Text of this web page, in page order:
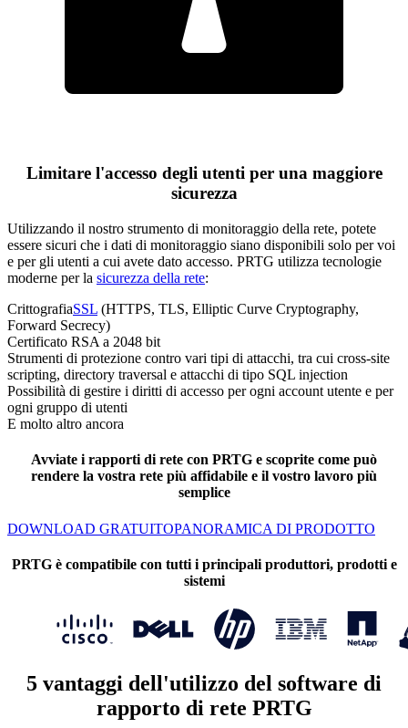
Limitare l'accesso degli utenti per una maggiore
sicurezza
Utilizzando il nostro strumento di monitoraggio della rete, potete
essere sicuri che i dati di monitoraggio siano disponibili solo per voi
e per gli utenti a cui avete dato accesso. PRTG utilizza tecnologie
moderne per la sicurezza della rete:
CrittografiaSSL (HTTPS, TLS, Elliptic Curve Cryptography,
Forward Secrecy)
Certificato RSA a 2048 bit
Strumenti di protezione contro vari tipi di attacchi, tra cui cross-site
scripting, directory traversal e attacchi di tipo SQL injection
Possibilità di gestire i diritti di accesso per ogni account utente e per
ogni gruppo di utenti
E molto altro ancora
Avviate i rapporti di rete con PRTG e scoprite come può
rendere la vostra rete più affidabile e il vostro lavoro più
semplice
DOWNLOAD GRATUITOPANORAMICA DI PRODOTTO
PRTG è compatibile con tutti i principali produttori, prodotti e
sistemi
5 vantaggi dell'utilizzo del software di
rapporto di rete PRTG